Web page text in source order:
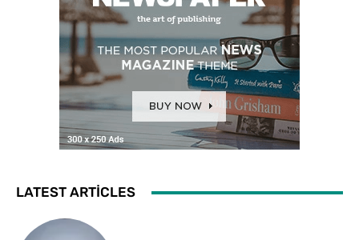
LATEST ARTICLES